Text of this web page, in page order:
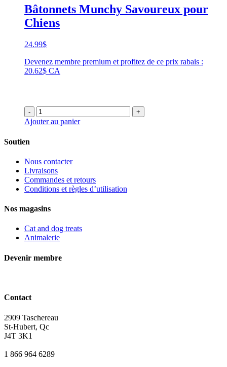
Bâtonnets Munchy Savoureux pour
Chiens
24.99$
Devenez membre premium et profitez de ce prix rabais :
20.62$ CA
- +
Ajouter au panier
Soutien
Nous contacter
Livraisons
Commandes et retours
Conditions et règles d’utilisation
Nos magasins
Cat and dog treats
Animalerie
Devenir membre
Contact
2909 Taschereau
St-Hubert, Qc
J4T 3K1
1 866 964 6289